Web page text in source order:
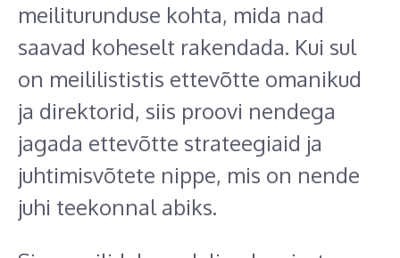
meiliturunduse kohta, mida nad
saavad koheselt rakendada. Kui sul
on meililististis ettevõtte omanikud
ja direktorid, siis proovi nendega
jagada ettevõtte strateegiaid ja
juhtimisvõtete nippe, mis on nende
juhi teekonnal abiks.